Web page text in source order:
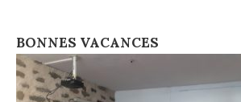
BONNES VACANCES